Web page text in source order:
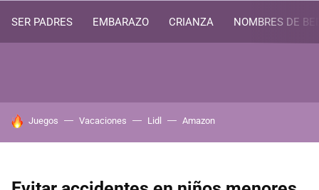
SER PADRES EMBARAZO CRIANZA NOMBRES DE
HOY SE HABLA DE
Juegos Vacaciones Lidl Amazon